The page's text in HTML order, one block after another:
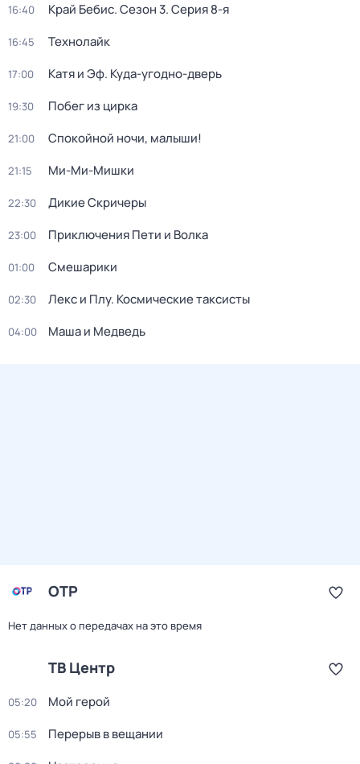
16:40 Край Бебис. Сезон 3. Серия 8-я
16:45 Технолайк
17:00 Катя и Эф. Куда-угодно-дверь
19:30 Побег из цирка
21:00 Спокойной ночи, малыши!
21:15 Ми-Ми-Мишки
22:30 Дикие Скричеры
23:00 Приключения Пети и Волка
01:00 Смешарики
02:30 Лекс и Плу. Космические таксисты
04:00 Маша и Медведь
ОТР
Нет данных о передачах на это время
ТВ Центр
05:20 Мой герой
05:55 Перерыв в вещании